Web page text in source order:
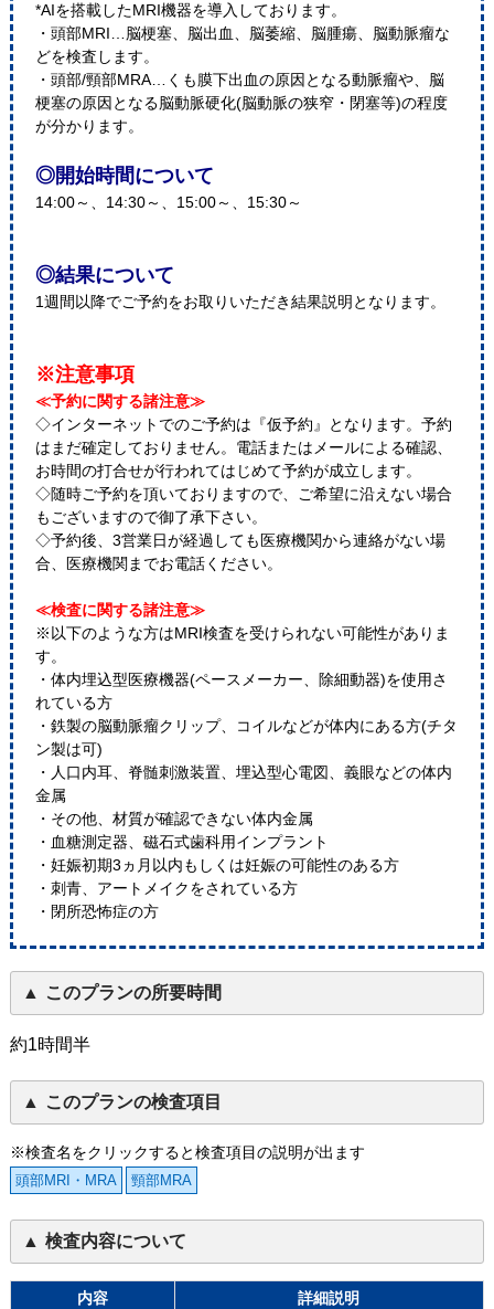
*AIを搭載したMRI機器を導入しております。
・頭部MRI…脳梗塞、脳出血、脳萎縮、脳腫瘍、脳動脈瘤な
どを検査します。
・頭部/頸部MRA…くも膜下出血の原因となる動脈瘤や、脳
梗塞の原因となる脳動脈硬化(脳動脈の狭窄・閉塞等)の程度
が分かります。
◎開始時間について
14:00～、14:30～、15:00～、15:30～
◎結果について
1週間以降でご予約をお取りいただき結果説明となります。
※注意事項
≪予約に関する諸注意≫
◇インターネットでのご予約は『仮予約』となります。予約
はまだ確定しておりません。電話またはメールによる確認、
お時間の打合せが行われてはじめて予約が成立します。
◇随時ご予約を頂いておりますので、ご希望に沿えない場合
もございますので御了承下さい。
◇予約後、3営業日が経過しても医療機関から連絡がない場
合、医療機関までお電話ください。
≪検査に関する諸注意≫
※以下のような方はMRI検査を受けられない可能性がありま
す。
・体内埋込型医療機器(ペースメーカー、除細動器)を使用さ
れている方
・鉄製の脳動脈瘤クリップ、コイルなどが体内にある方(チタ
ン製は可)
・人口内耳、脊髄刺激装置、埋込型心電図、義眼などの体内
金属
・その他、材質が確認できない体内金属
・血糖測定器、磁石式歯科用インプラント
・妊娠初期3ヵ月以内もしくは妊娠の可能性のある方
・刺青、アートメイクをされている方
・閉所恐怖症の方
このプランの所要時間
約1時間半
このプランの検査項目
※検査名をクリックすると検査項目の説明が出ます
頭部MRI・MRA 頸部MRA
検査内容について
内容
詳細説明